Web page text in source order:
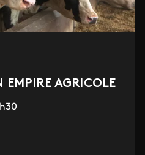
EMPIRE AGRICOLE